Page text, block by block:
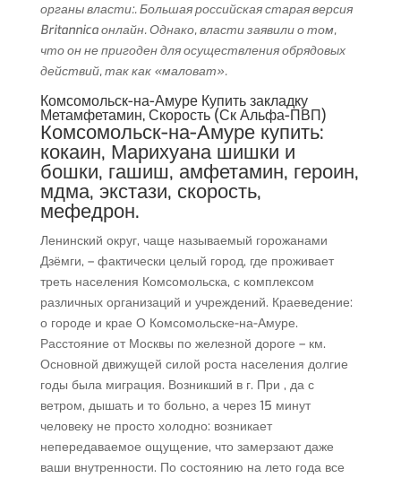
органы власти:. Большая российская старая версия
Britannica онлайн. Однако, власти заявили о том,
что он не пригоден для осуществления обрядовых
действий, так как «маловат».
Комсомольск-на-Амуре Купить закладку
Метамфетамин, Скорость (Ск Альфа-ПВП)
Комсомольск-на-Амуре купить:
кокаин, Марихуана шишки и
бошки, гашиш, амфетамин, героин,
мдма, экстази, скорость,
мефедрон.
Ленинский округ, чаще называемый горожанами
Дзёмги, – фактически целый город, где проживает
треть населения Комсомольска, с комплексом
различных организаций и учреждений. Краеведение:
о городе и крае О Комсомольске-на-Амуре.
Расстояние от Москвы по железной дороге – км.
Основной движущей силой роста населения долгие
годы была миграция. Возникший в г. При , да с
ветром, дышать и то больно, а через 15 минут
человеку не просто холодно: возникает
непередаваемое ощущение, что замерзают даже
ваши внутренности. По состоянию на лето года все